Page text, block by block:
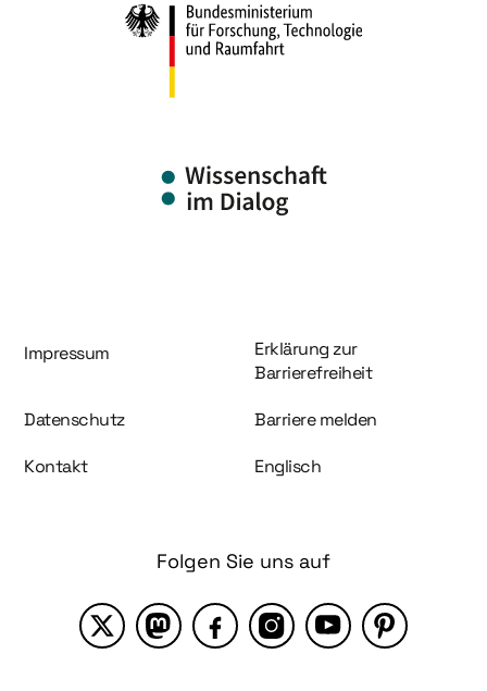
Information und Service
Impressum
Erklärung zur
Barrierefreiheit
Datenschutz Barriere melden
Kontakt Englisch
Folgen Sie uns auf